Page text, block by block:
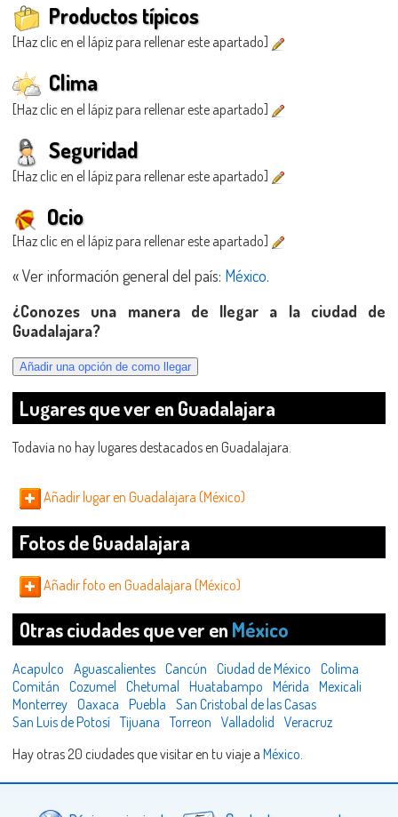
Productos típicos
[Haz clic en el lápiz para rellenar este apartado]
Clima
[Haz clic en el lápiz para rellenar este apartado]
Seguridad
[Haz clic en el lápiz para rellenar este apartado]
Ocio
[Haz clic en el lápiz para rellenar este apartado]
« Ver información general del país: México.
¿Conozes una manera de llegar a la ciudad de
Guadalajara?
Lugares que ver en Guadalajara
Todavia no hay lugares destacados en Guadalajara.
Añadir lugar en Guadalajara (México)
Fotos de Guadalajara
Añadir foto en Guadalajara (México)
Otras ciudades que ver en México
Acapulco Aguascalientes Cancún Ciudad de México Colima
Comitán Cozumel Chetumal Huatabampo Mérida Mexicali
Monterrey Oaxaca Puebla San Cristobal de las Casas
San Luis de Potosí Tijuana Torreon Valladolid Veracruz
Hay otras 20 ciudades que visitar en tu viaje a México.